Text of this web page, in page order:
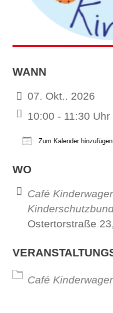
WANN
07. Okt.. 2026
10:00 - 11:30 Uhr
Zum Kalender hinzufügen
WO
Café
Ostertorstraße
Café